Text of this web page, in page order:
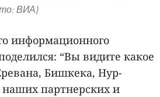
ВИА)
информационного
“Вы видите какое
Бишкека, Нур-
партнерских и